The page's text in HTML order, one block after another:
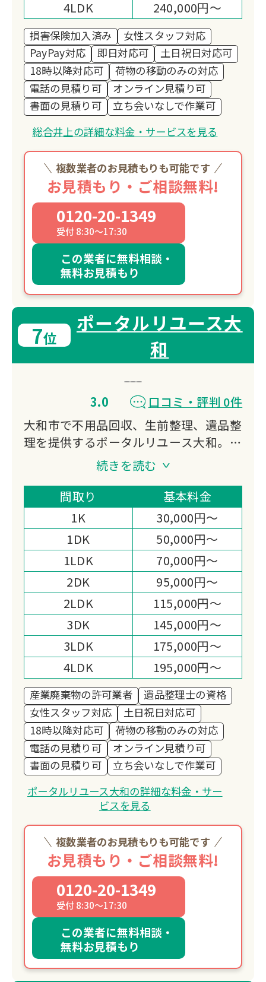
4LDK 240,000円～
損害保険加入済み
女性スタッフ対応
PayPay対応
即日対応可
土日祝日対応可
18時以降対応可
荷物の移動のみの対応
電話の見積り可
オンライン見積り可
書面の見積り可
立ち会いなしで作業可
総合井上の詳細な料金・サービスを見る
複数業者のお見積もりも可能です
お見積もり・ご相談無料!
0120-20-1349
受付 8:30～17:30
この業者に無料相談・
無料お見積もり
7位
ポータルリユース大
和
3.0
口コミ・評判 0件
大和市で不用品回収、生前整理、遺品整
理を提供するポータルリユース大和。
リユース品の買取・販売を通じて環境に
優しい社会貢献を実現。
明朗価格で、ゴミ屋敷の片付けから格安
引越しまで柔軟に対応し、お客様の快適
な生活環境づくりをサポートします。
続きを読む
間取り
基本料金
1K
30,000円～
1DK
50,000円～
1LDK
70,000円～
2DK
95,000円～
2LDK
115,000円～
3DK
145,000円～
3LDK
175,000円～
4LDK
195,000円～
産業廃棄物の許可業者
遺品整理士の資格
女性スタッフ対応
土日祝日対応可
18時以降対応可
荷物の移動のみの対応
電話の見積り可
オンライン見積り可
書面の見積り可
立ち会いなしで作業可
ポータルリユース大和の詳細な料金・サー
ビスを見る
複数業者のお見積もりも可能です
お見積もり・ご相談無料!
0120-20-1349
受付 8:30～17:30
この業者に無料相談・
無料お見積もり